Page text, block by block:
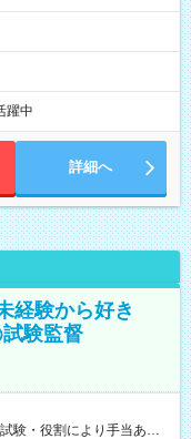
躍中
詳細へ
経験から好き
験監督